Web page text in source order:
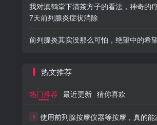
我对滇鹤堂下清茶方子的看法，神奇的
7天前列腺炎症状消除
前列腺炎其实没那么可怕，绝望中的希
热文推荐
热门推荐 最近更新 猜你喜欢
1 使用前列腺按摩仪器等按摩，真的能减轻炎症疼痛